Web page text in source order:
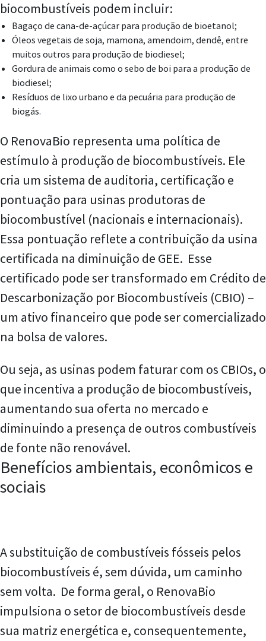
biocombustíveis podem incluir:
Bagaço de cana-de-açúcar para produção de bioetanol;
Óleos vegetais de soja, mamona, amendoim, dendê, entre
muitos outros para produção de biodiesel;
Gordura de animais como o sebo de boi para a produção de
biodiesel;
Resíduos de lixo urbano e da pecuária para produção de
biogás.
O RenovaBio representa uma política de
estímulo à produção de biocombustíveis. Ele
cria um sistema de auditoria, certificação e
pontuação para usinas produtoras de
biocombustível (nacionais e internacionais).
Essa pontuação reflete a contribuição da usina
certificada na diminuição de GEE. Esse
certificado pode ser transformado em Crédito de
Descarbonização por Biocombustíveis (CBIO) –
um ativo financeiro que pode ser comercializado
na bolsa de valores.
Ou seja, as usinas podem faturar com os CBIOs, o
que incentiva a produção de biocombustíveis,
aumentando sua oferta no mercado e
diminuindo a presença de outros combustíveis
de fonte não renovável.
Benefícios ambientais, econômicos e
sociais
A substituição de combustíveis fósseis pelos
biocombustíveis é, sem dúvida, um caminho
sem volta. De forma geral, o RenovaBio
impulsiona o setor de biocombustíveis desde
sua matriz energética e, consequentemente,